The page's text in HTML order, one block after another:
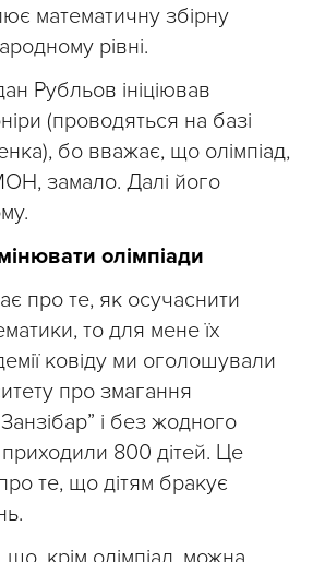
математичну збірну
рівні.
Рубльов ініціював
(проводяться на базі
бо вважає, що олімпіад,
замало. Далі його
олімпіади
про те, як осучаснити
то для мене їх
ковіду ми оголошували
про змагання
і без жодного
800 дітей. Це
те, що дітям бракує